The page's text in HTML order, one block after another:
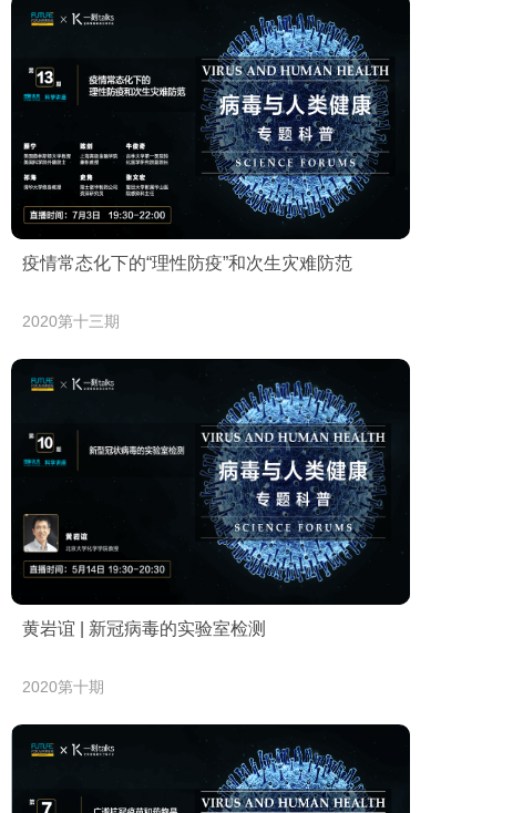
疫情常态化下的“理性防疫”和次生灾难防范
2020第十三期
黄岩谊 | 新冠病毒的实验室检测
2020第十期